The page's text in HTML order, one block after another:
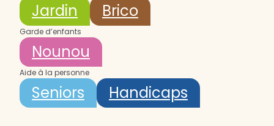
Jardin
Brico
Garde d’enfants
Nounou
Aide à la personne
Seniors Handicaps